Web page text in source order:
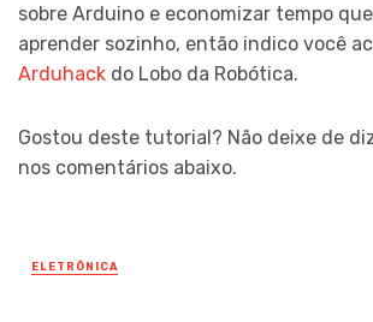
sobre Arduino e economizar tempo
aprender sozinho, então indico você
Arduhack do Lobo da Robótica.
Gostou deste tutorial? Não deixe de
nos comentários abaixo.
Posted
ELETRÔNICA